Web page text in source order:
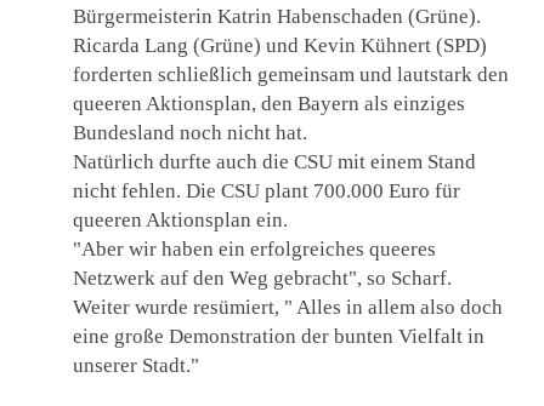
Bürgermeisterin Katrin Habenschaden (Grüne).
Ricarda Lang (Grüne) und Kevin Kühnert (SPD)
forderten schließlich gemeinsam und lautstark den
queeren Aktionsplan, den Bayern als einziges
Bundesland noch nicht hat.
Natürlich durfte auch die CSU mit einem Stand
nicht fehlen. Die CSU plant 700.000 Euro für
queeren Aktionsplan ein.
"Aber wir haben ein erfolgreiches queeres
Netzwerk auf den Weg gebracht", so Scharf.
Weiter wurde resümiert, " Alles in allem also doch
eine große Demonstration der bunten Vielfalt in
unserer Stadt."